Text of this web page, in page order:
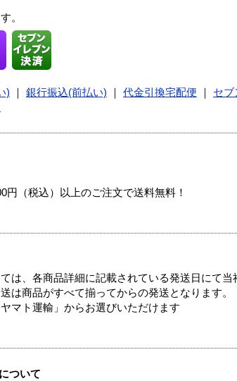
。
) 銀行振込(前払い) 代金引換宅配便
セブ
（税込）以上のご注文で送料無料！
は、各商品詳細に記載されている発送日にて当
は商品がすべて揃ってからの発送となります。
マト運輸」からお選びいただけます
ついて